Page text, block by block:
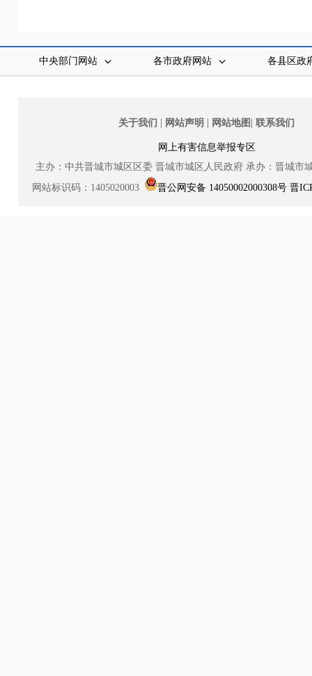
中央部门网站 各市政府网站 各县区政
关于我们 | 网站声明 | 网站地图 | 联系我们
网上有害信息举报专区
主办：中共晋城市城区区委 晋城市城区人民政府 承办：晋城市
网站标识码：1405020003
晋公网安备 14050002000308号 晋